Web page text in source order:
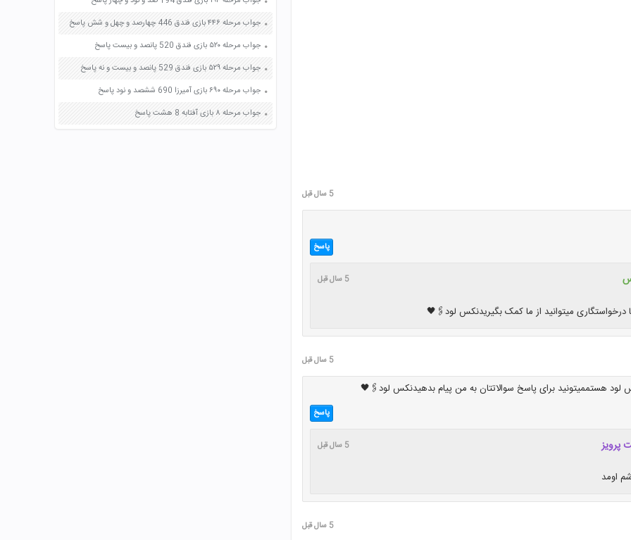
5 سال قبل
پاسخ
5 سال قبل
درخواستگاری میتوانید از ما کمک بگیریدنکس لود🖇️🖤
5 سال قبل
هستممیتونید برای پاسخ سوالاتتان به من پیام بدهیدنکس لود⁦🖇️⁩🖤
پاسخ
پرویز 5 سال قبل
اومد
5 سال قبل
جواب مرحله ۴۴۶ بازی فندق 446 چهارصد و چهل و شش پاسخ
جواب مرحله ۵۲۰ بازی فندق 520 پانصد و بیست پاسخ
جواب مرحله ۵۲۹ بازی فندق 529 پانصد و بیست و نه پاسخ
جواب مرحله ۶۹۰ بازی آمیرزا 690 ششصد و نود پاسخ
جواب مرحله ۸ بازی آفتابه 8 هشت پاسخ